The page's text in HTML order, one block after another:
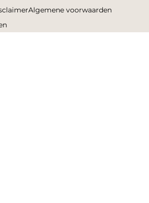
Algemene voorwaarden